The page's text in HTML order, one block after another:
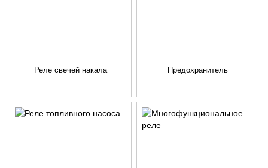
Реле свечей накала Предохранитель